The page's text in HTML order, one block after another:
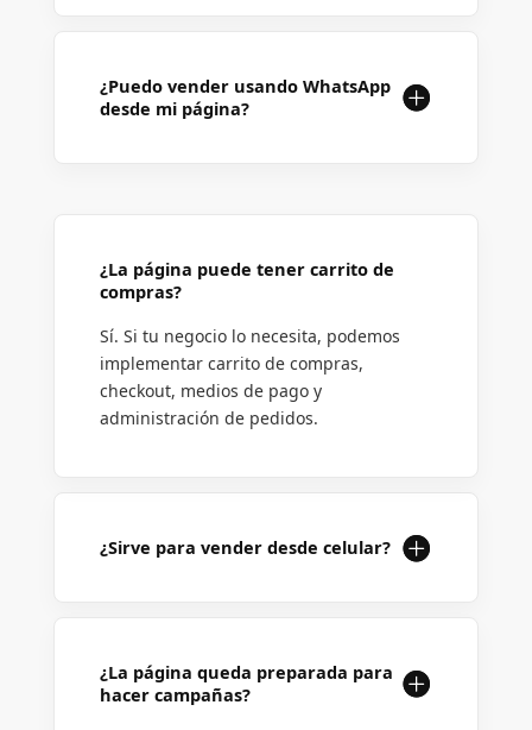
¿Puedo vender usando WhatsApp
desde mi página?
¿La página puede tener carrito de
compras?
Sí. Si tu negocio lo necesita, podemos
implementar carrito de compras,
checkout, medios de pago y
administración de pedidos.
¿Sirve para vender desde celular?
¿La página queda preparada para
hacer campañas?